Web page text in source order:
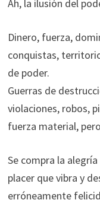
Ah, la ilusión del
Dinero, fuerza,
conquistas,
de poder.
Guerras de
violaciones, robos,
fuerza material,
Se compra la
placer que vibra y
erróneamente